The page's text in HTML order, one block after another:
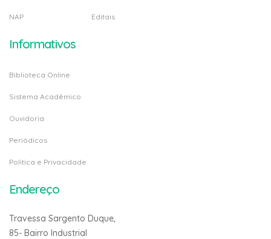
NAP Editais
Informativos
Biblioteca Online
Sistema Acadêmico
Ouvidoria
Periódicos
Politica e Privacidade
Endereço
Travessa Sargento Duque,
85- Bairro Industrial